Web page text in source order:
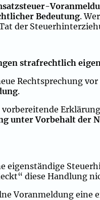
Bedeutung.
der
strafrechtlich
Rechtsprechung
.
unter Vorbehalt der
eigenständige
diese Handlung
Voranmeldung